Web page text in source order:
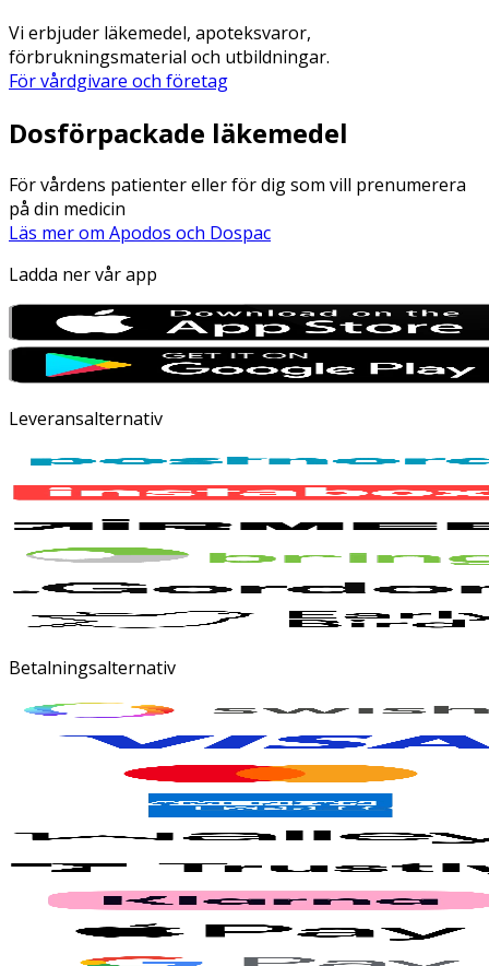
Vi erbjuder läkemedel, apoteksvaror,
förbrukningsmaterial och utbildningar.
För vårdgivare och företag
Dosförpackade läkemedel
För vårdens patienter eller för dig som vill prenumerera
på din medicin
Läs mer om Apodos och Dospac
Ladda ner vår app
Leveransalternativ
Betalningsalternativ